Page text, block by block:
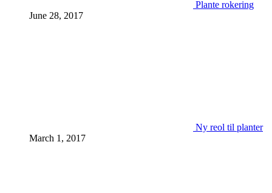
Plante rokering
June 28, 2017
Ny reol til planter
March 1, 2017